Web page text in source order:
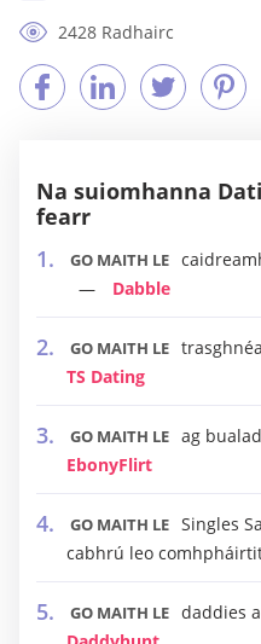
2428 Radhairc
Na suiomhanna
fearr
GO MAITH LE
Dabble
GO MAITH LE
TS Dating
GO MAITH LE ag
EbonyFlirt
GO MAITH LE Singles
cabhrú leo
GO MAITH LE daddies